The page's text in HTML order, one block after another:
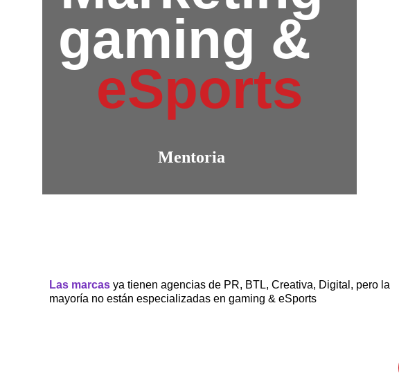
gaming &
eSports
Mentoria
Las marcas ya tienen agencias de PR, BTL, Creativa, Digital, pero la
mayoría no están especializadas en gaming & eSports